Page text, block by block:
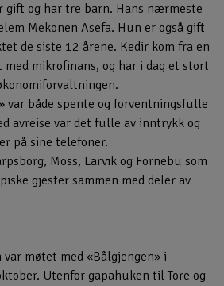
gift og har tre barn. Hans nærmeste
Mekonen Asefa. Hun er også gift
de siste 12 årene. Kedir kom fra en
mikrofinans, og har i dag et stort
var både spente og forventningsfulle
avreise var det fulle av inntrykk og
på sine telefoner.
Moss, Larvik og Fornebu som
gjester sammen med deler av
møtet med «Bålgjengen» i
Utenfor gapahuken til Tore og